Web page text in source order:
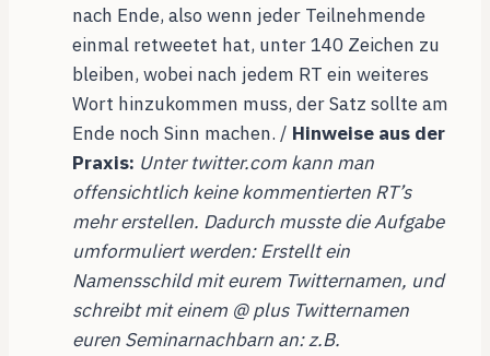
nach Ende, also wenn jeder Teilnehmende
einmal retweetet hat, unter 140 Zeichen zu
bleiben, wobei nach jedem RT ein weiteres
Wort hinzukommen muss, der Satz sollte am
Ende noch Sinn machen. / Hinweise aus der
Praxis: Unter twitter.com kann man
offensichtlich keine kommentierten RT’s
mehr erstellen. Dadurch musste die Aufgabe
umformuliert werden: Erstellt ein
Namensschild mit eurem Twitternamen, und
schreibt mit einem @ plus Twitternamen
euren Seminarnachbarn an: z.B.